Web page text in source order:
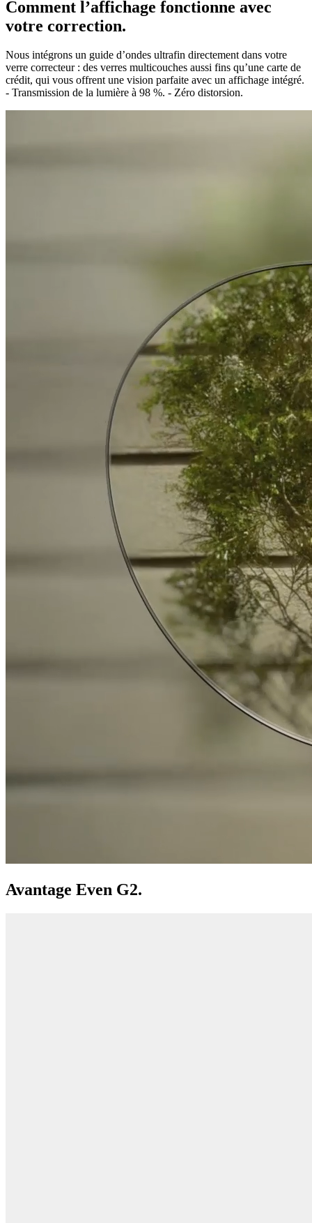
votre correction.
verre correcteur : des verres multicouches aussi fins qu’une carte de
crédit, qui vous offrent une vision parfaite avec un affichage intégré.
- Transmission de la lumière à 98 %. - Zéro distorsion.